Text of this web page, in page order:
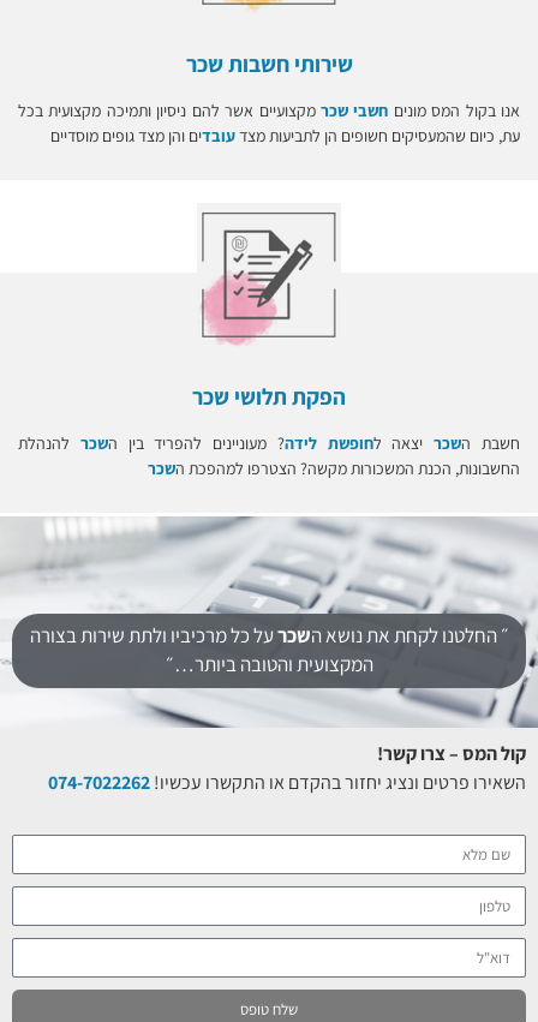
שירותי חשבות שכר
אנו בקול המס מונים חשבי שכר מקצועיים אשר להם ניסיון ותמיכה מקצועית בכל
עת, כיום שהמעסיקים חשופים הן לתביעות מצדעובדים והן מצד גופים מוסדיים
הפקת תלושי שכר
חשבת השכריצאה לחופשת לידה? מעוניינים להפריד בין השכר להנהלת
החשבונות, הכנת המשכורות מקשה? הצטרפו למהפכת השכר
״ החלטנו לקחת את נושא השכרעל כל מרכיביו ולתת שירות בצורה
המקצועית והטובה ביותר…״
קול המס – צרו קשר!
השאירו פרטים ונציג יחזור בהקדם או התקשרו עכשיו!074-7022262
שלח טופס